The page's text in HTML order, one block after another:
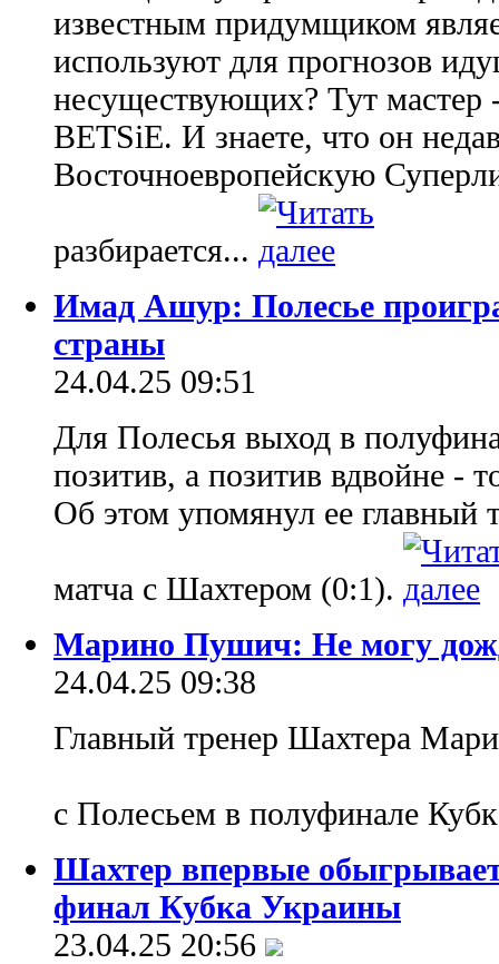
известным придумщиком
используют для прогнозов
несуществующих? Тут мастер
BETSiE. И знаете, что он
Восточноевропейскую
разбирается...
Имад Ашур: Полесье
страны
24.04.25 09:51
Для Полесья выход в
позитив, а позитив вдвойне -
Об этом упомянул ее
матча с Шахтером (0:1).
Марино Пушич: Не могу
24.04.25 09:38
Главный тренер Шахтера
с Полесьем в полуфинале
Шахтер впервые
финал Кубка Украины
23.04.25 20:56